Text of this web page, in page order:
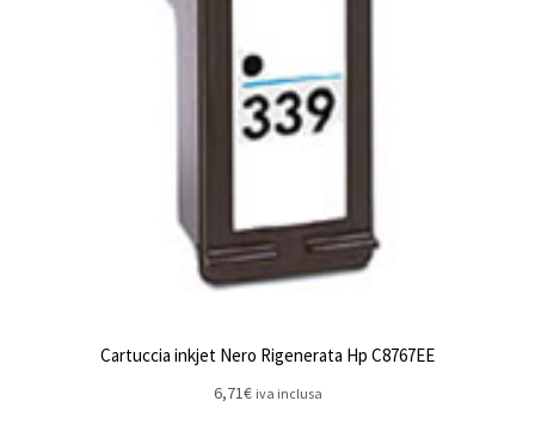
Cartuccia inkjet Nero Rigenerata Hp C8767EE
6,71€ iva inclusa